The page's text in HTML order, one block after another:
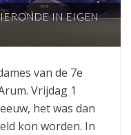
IN EIGEN
van de 7e
Vrijdag 1
het was dan
kon worden. In